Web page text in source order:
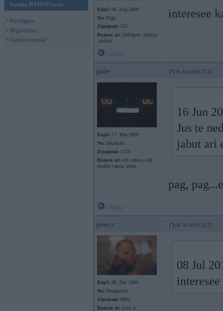
Ienākt BMWPower
• Pieslēgties
• Reģistrēties
• Aizmirsi paroli?
Kopš: 04. Aug 2008
No: Rīga
Ziņojumi: 335
Braucu ar: 318isport :aleluja:
:aleluja:
interesee
guile 08. Jul 2010, 22:32
Kopš: 17. Mar 2009
No: Jēkabpils
Ziņojumi: 1526
Braucu ar: e36 cabrio, e28
double vanos, giant
16 Jun
Jus te
jabut ari
pag,
janexz 08. Jul 2010, 22:32
Kopš: 09. Dec 2006
No: Daugavpils
Ziņojumi: 8061
Braucu ar: Euro 4
08 Jul